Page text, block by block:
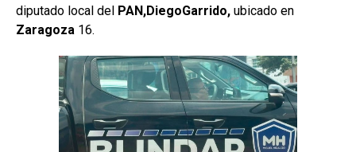
diputado local del PAN,DiegoGarrido, ubicado en
Zaragoza 16.